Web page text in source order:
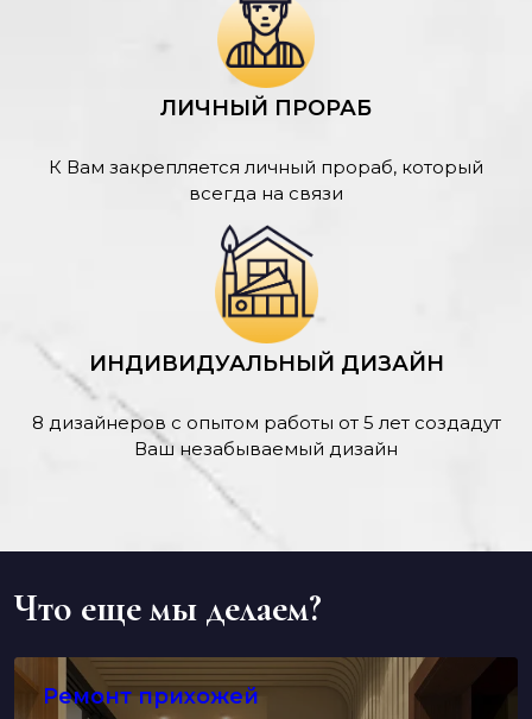
ЛИЧНЫЙ ПРОРАБ
К Вам закрепляется личный прораб, который
всегда на связи
ИНДИВИДУАЛЬНЫЙ ДИЗАЙН
8 дизайнеров с опытом работы от 5 лет создадут
Ваш незабываемый дизайн
Что еще мы делаем?
Ремонт прихожей